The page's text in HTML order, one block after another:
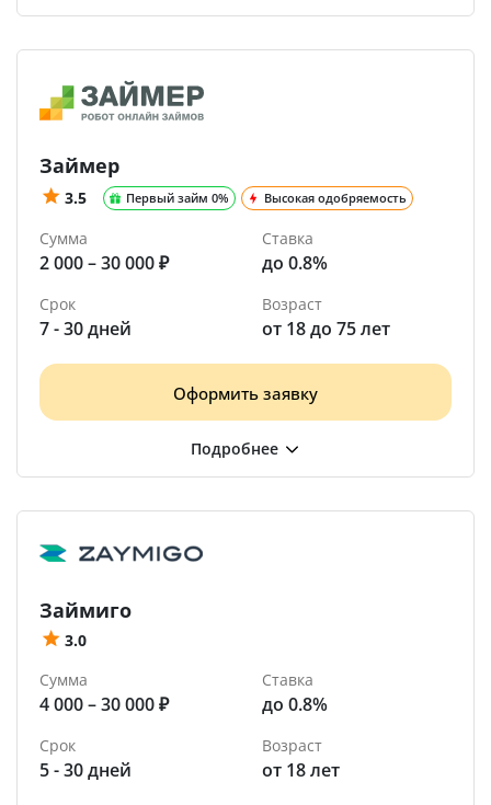
Займер
3.5 Первый займ 0% Высокая одобряемость
Сумма
2 000 – 30 000 ₽
Ставка
до 0.8%
Срок
7 - 30 дней
Возраст
от 18 до 75 лет
Оформить заявку
Займиго
3.0
Сумма
4 000 – 30 000 ₽
Ставка
до 0.8%
Срок
5 - 30 дней
Возраст
от 18 лет